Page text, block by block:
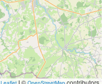
© contributors